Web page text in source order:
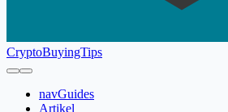
CryptoBuyingTips
navGuides
Artikel